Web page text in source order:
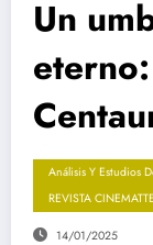
Un
Análisis Y Estudios
REVISTA
14/01/2025